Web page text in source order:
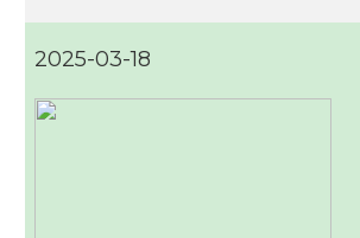
2025-03-18